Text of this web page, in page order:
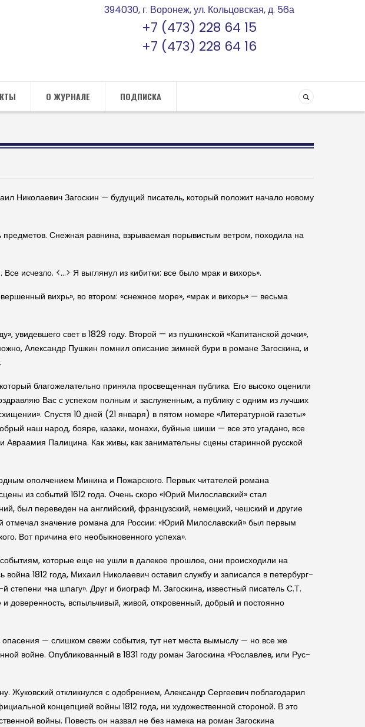
394030, г. Воронеж, ул. Кольцовская, д. 56а
+7 (473) 228 64 15
+7 (473) 228 64 16
О ЖУРНАЛЕ ПОДПИСКА
Николаевич Заго­скин — будущий писатель, который положит начало новому
предметов. Снеж­­ная равнина, взрываемая порывистым ветром, походила на
исчезло. <…> Я выглянул из кибитки: все было мрак и вихорь».
вихрь», во втором: «снежное море», «мрак и вихорь» — весьма
увидевшего свет в 1829 году. Второй — из пушкин­ской «Капитан­ской дочки»,
Александр Пушкин помнил описание зимней бури в романе Заго­скина, и
благожелательно приняла просвещенная публика. Его высоко оценили
Вас с успехом полным и заслуженным, а публику с одним из лучших
Спустя 10 дней (21 января) в пятом номере «Литературной газеты»
наш народ, бояре, казаки, монахи, буйные шиши — все это угадано, все
Авраамия Палицина. Как живы, как занимательны сцены старинной рус­ской
ополчением Минина и Пожар­ского. Первых читателей романа
из событий 1612 года. Очень скоро «Юрий Милослав­ский» стал
был переведен на англий­ский, француз­ский, немецкий, чеш­ский и другие
значение романа для России: «Юрий Милослав­ский» был первым
Вот причина его необыкновенного успеха».
событиям, которые еще не ушли в далекое прошлое, они происходили на
1812 года, Михаил Николаевич оставил службу и записался в петербург­
«на шпагу». Друг и биограф М. Заго­с­кина, известный писатель С.Т.
вспыльчивый, живой, откровенный, добрый и постоянно
опасения — слишком свежи события, тут нет места вымыслу — но все же
войне. Опубликованный в 1831 году роман Заго­скина «Рославлев, или Рус­
откликнулся с одобрением, Александр Сергеевич поблагодарил
концепцией войны 1812 года, ни художественной стороной. В это
войны. Повесть он назвал не без намека на роман Заго­скина